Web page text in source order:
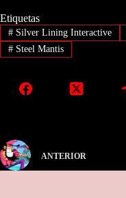
Etiquetas
#Silver Lining Interactive
#Steel Mantis
ANTERIOR